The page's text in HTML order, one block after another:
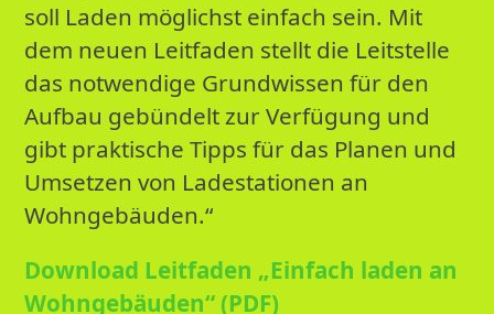
soll Laden möglichst einfach sein. Mit
dem neuen Leitfaden stellt die Leitstelle
das notwendige Grundwissen für den
Aufbau gebündelt zur Verfügung und
gibt praktische Tipps für das Planen und
Umsetzen von Ladestationen an
Wohngebäuden.“
Download Leitfaden „Einfach laden an
Wohngebäuden“ (PDF)